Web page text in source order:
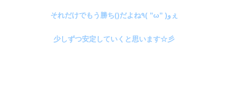
それだけでもう勝ち()だよね٩( ”ω” )وぇ
少しずつ安定していくと思います☆彡